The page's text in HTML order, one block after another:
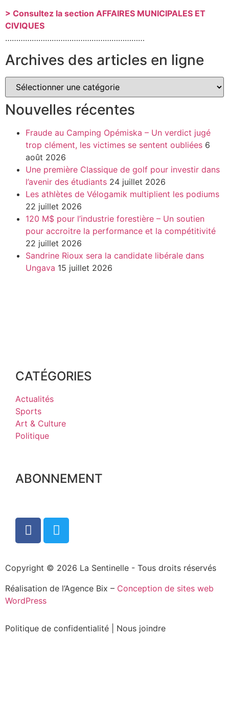
> Consultez la section AFFAIRES MUNICIPALES ET
CIVIQUES
………………………………………………………
Archives des articles en ligne
Nouvelles récentes
Fraude au Camping Opémiska – Un verdict jugé
trop clément, les victimes se sentent oubliées 6
août 2026
Une première Classique de golf pour investir dans
l’avenir des étudiants 24 juillet 2026
Les athlètes de Vélogamik multiplient les podiums
22 juillet 2026
120 M$ pour l’industrie forestière – Un soutien
pour accroitre la performance et la compétitivité
22 juillet 2026
Sandrine Rioux sera la candidate libérale dans
Ungava 15 juillet 2026
CATÉGORIES
Actualités
Sports
Art & Culture
Politique
ABONNEMENT
Copyright © 2026 La Sentinelle - Tous droits réservés
Réalisation de l’Agence Bix – Conception de sites web
WordPress
Politique de confidentialité Nous joindre